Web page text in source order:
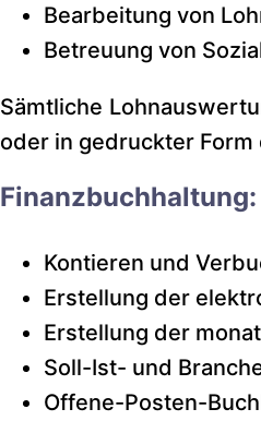
Bearbeitung von
Betreuung von
Sämtliche
oder in gedruckter Form
Finanzbuchhaltung:
Kontieren und
Erstellung der
Erstellung der
Soll-Ist- und
Offene-Posten-